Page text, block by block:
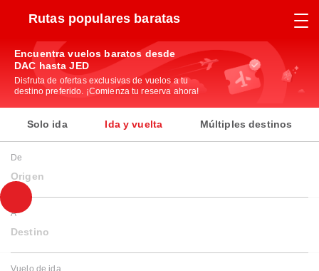
Rutas populares baratas
Encuentra vuelos baratos desde
DAC hasta JED
Disfruta de ofertas exclusivas de vuelos a tu
destino preferido. ¡Comienza tu reserva ahora!
Solo ida Ida y vuelta Múltiples destinos
De
Origen
A
Destino
Vuelo de ida